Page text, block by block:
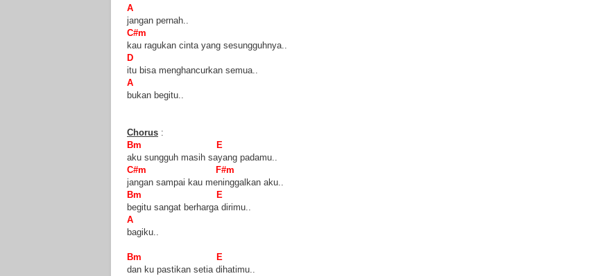
A
jangan pernah..
C#m
kau ragukan cinta yang sesungguhnya..
D
itu bisa menghancurkan semua..
A
bukan begitu..
Chorus :
Bm E
aku sungguh masih sayang padamu..
C#m F#m
jangan sampai kau meninggalkan aku..
Bm E
begitu sangat berharga dirimu..
A
bagiku..
Bm E
dan ku pastikan setia dihatimu..